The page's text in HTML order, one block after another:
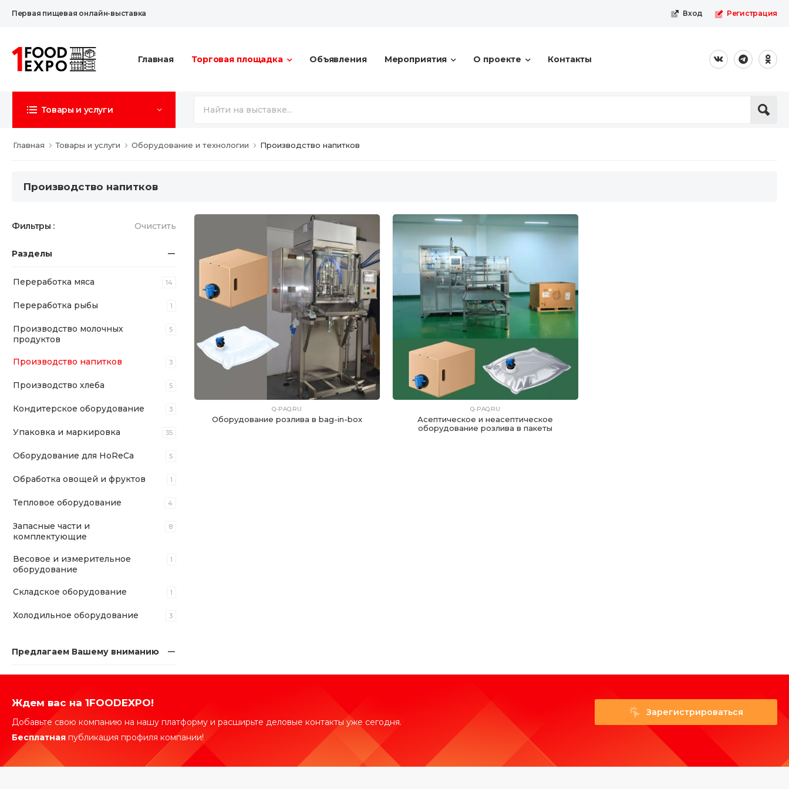
Первая пищевая онлайн-выставка Вход Регистрация
Главная Торговая площадка Объявления Мероприятия О проекте Контакты
Товары и услуги
Главная Товары и услуги Оборудование и технологии Производство напитков
Производство напитков
Фильтры : Очистить
Разделы
Переработка мяса 14
Переработка рыбы 1
Производство молочных
продуктов
5
Производство напитков 3
Производство хлеба 5
Кондитерское оборудование 3
Упаковка и маркировка 35
Оборудование для HoReCa 5
Обработка овощей и фруктов 1
Тепловое оборудование 4
Запасные части и
комплектующие
8
Весовое и измерительное
оборудование
1
Складское оборудование 1
Холодильное оборудование 3
Предлагаем Вашему вниманию
Q-PAQ.RU
Оборудование розлива в bag-in-box
Q-PAQ.RU
Асептическое и неасептическое
оборудование розлива в пакеты
Ждем вас на 1FOODEXPO!
Добавьте свою компанию на нашу платформу и расширьте деловые контакты уже сегодня.
Бесплатная публикация профиля компании!
Зарегистрироваться